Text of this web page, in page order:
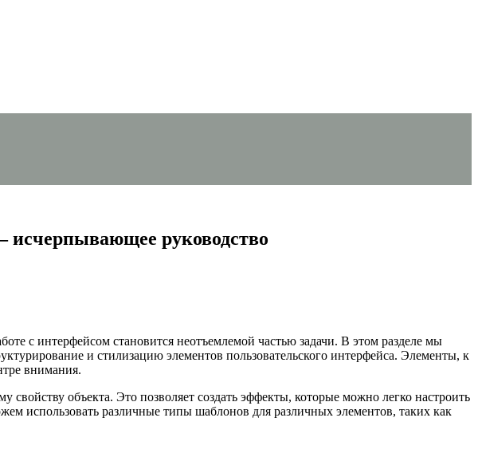
руководство
с интерфейсом становится неотъемлемой частью задачи. В этом разделе мы
и стилизацию элементов пользовательского интерфейса. Элементы, к
внимания.
объекта. Это позволяет создать эффекты, которые можно легко настроить
использовать различные типы шаблонов для различных элементов, таких как